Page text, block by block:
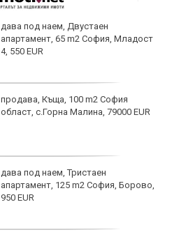
дава под наем, Двустаен
апартамент, 65 m2 София, Младост
4, 550 EUR
продава, Къща, 100 m2 София
област, с.Горна Малина, 79000 EUR
дава под наем, Тристаен
апартамент, 125 m2 София, Борово,
950 EUR